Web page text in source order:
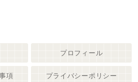
プロフィール
項 プライバシーポリシー